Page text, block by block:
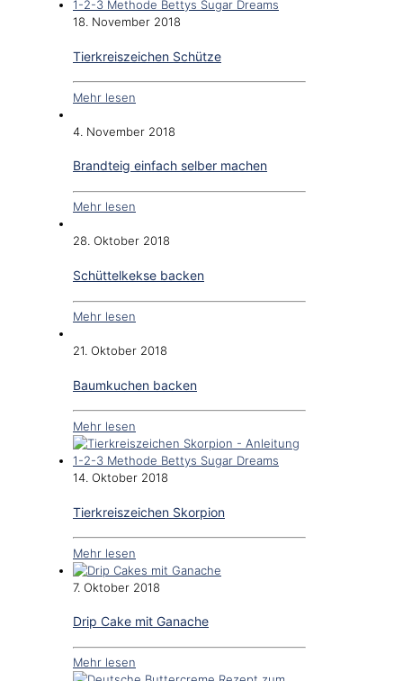
18. November 2018
Tierkreiszeichen Schütze
Mehr lesen
4. November 2018
Brandteig einfach selber machen
Mehr lesen
28. Oktober 2018
Schüttelkekse backen
Mehr lesen
21. Oktober 2018
Baumkuchen backen
Mehr lesen
14. Oktober 2018
Tierkreiszeichen Skorpion
Mehr lesen
7. Oktober 2018
Drip Cake mit Ganache
Mehr lesen